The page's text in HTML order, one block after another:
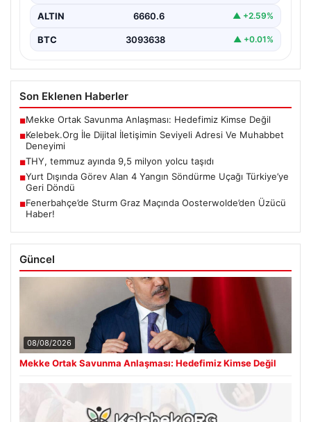
ALTIN 6660.6 ▲ +2.59%
BTC 3093638 ▲ +0.01%
Son Eklenen Haberler
■Mekke Ortak Savunma Anlaşması: Hedefimiz Kimse Değil
■Kelebek.Org İle Dijital İletişimin Seviyeli Adresi Ve Muhabbet
Deneyimi
■THY, temmuz ayında 9,5 milyon yolcu taşıdı
■Yurt Dışında Görev Alan 4 Yangın Söndürme Uçağı Türkiye’ye
Geri Döndü
■Fenerbahçe’de Sturm Graz Maçında Oosterwolde’den Üzücü
Haber!
Güncel
08/08/2026
Mekke Ortak Savunma Anlaşması: Hedefimiz Kimse Değil